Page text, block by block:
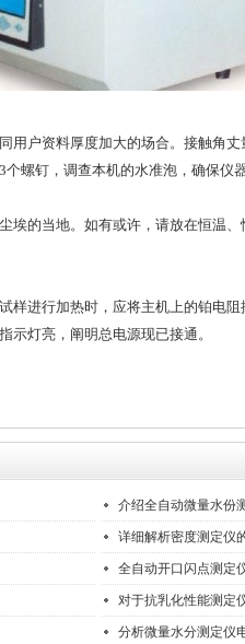
户资料厚度加大的场合。接触角丈
螺钉，调查本机的水准泡，确保仪器
的当地。如有或许，请放在恒温、
进行加热时，应将主机上的铂电阻
示灯亮，阐明总电源现已接通。
介绍全自动微量水份
详细解析密度测定仪
全自动开口闪点测定
对于抗乳化性能测定
分析微量水分测定仪